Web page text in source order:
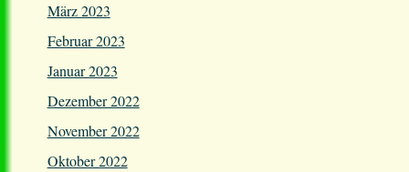
März 2023
Februar 2023
Januar 2023
Dezember 2022
November 2022
Oktober 2022